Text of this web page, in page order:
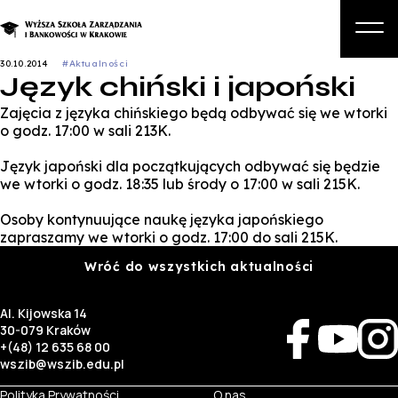
Studia podyplomowe i kursy
30.10.2014 #Aktualności
Język chiński i japoński
Zajęcia z języka chińskiego będą odbywać się we wtorki
o godz. 17:00 w sali 213K.
Język japoński dla początkujących odbywać się będzie
we wtorki o godz. 18:35 lub środy o 17:00 w sali 215K.
Osoby kontynuujące naukę języka japońskiego
zapraszamy we wtorki o godz. 17:00 do sali 215K.
Wróć do wszystkich aktualności
Al. Kijowska 14
30-079 Kraków
+(48) 12 635 68 00
wszib@wszib.edu.pl